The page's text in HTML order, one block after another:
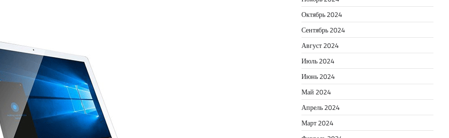
Октябрь 2024
Сентябрь 2024
Август 2024
Июль 2024
Июнь 2024
Май 2024
Апрель 2024
Март 2024